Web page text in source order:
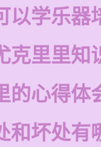
以学乐器
克里里知
的心得体
和坏处有